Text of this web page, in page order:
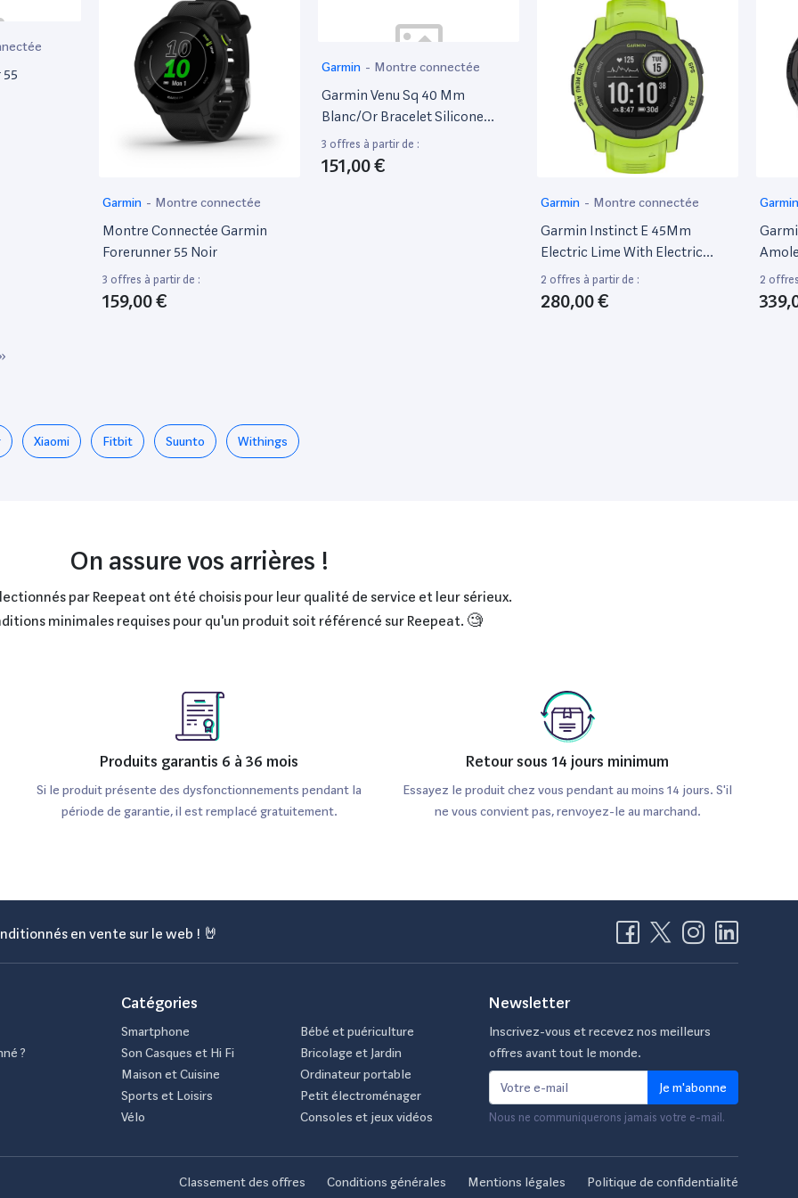
en contrôlant
coup d'œil à
Le verre
50%
aventures en
autonomie
Pour
pas.
ABC
pour surveiller
sur
smartphone
de montre
applications
fournisseurs
sentez en
les fonctions
avec
avec votre
facilement
de se
la natation, la
Garmin - Montre connectée
Montre Connectée Garmin
Forerunner 55 Noir
3 offres à partir de :
159,00 €
Garmin - Montre connectée
Garmin Venu Sq 40 Mm
Blanc/Or Bracelet Silicone
Blanc [Wi-Fi]
3 offres à partir de :
151,00 €
Garmin - Montre connectée
Garmin Instinct E 45Mm
Electric Lime With Electric
Band
2 offres à partir de :
280,00 €
2
Xiaomi Fitbit Suunto Withings
On assure vos arrières !
par Reepeat ont été choisis pour leur qualité de service et leur sérieux.
minimales requises pour qu'un produit soit référencé sur Reepeat. 🧐
Produits garantis 6 à 36 mois
Si le produit présente des dysfonctionnements pendant la
période de garantie, il est remplacé gratuitement.
Retour sous 14 jours minimum
Essayez le produit chez vous pendant au moins 14 jours. S'il
ne vous convient pas, renvoyez-le au marchand.
en vente sur le web ! 🤘
?
Catégories
Smartphone
Son Casques et Hi Fi
Maison et Cuisine
Sports et Loisirs
Vélo
Bébé et puériculture
Bricolage et Jardin
Ordinateur portable
Petit électroménager
Consoles et jeux vidéos
Newsletter
Inscrivez-vous et recevez nos meilleurs
offres avant tout le monde.
Je m'abonne
Nous ne communiquerons jamais votre e-mail.
Classement des offres Conditions générales Mentions légales Politique de confidentialité